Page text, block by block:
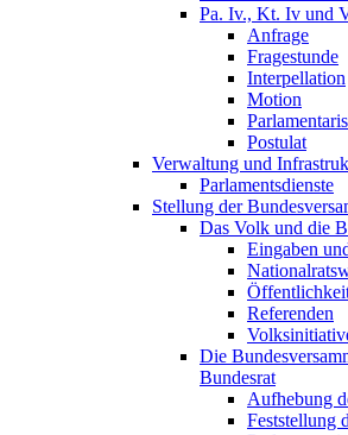
Pa. Iv., Kt. Iv und
Anfrage
Fragestunde
Interpellation
Motion
Postulat
Verwaltung und
Parlamentsdienste
Stellung der
Das Volk und die
Eingaben
Referenden
Die
Bundesrat
Aufhebung
Feststellung